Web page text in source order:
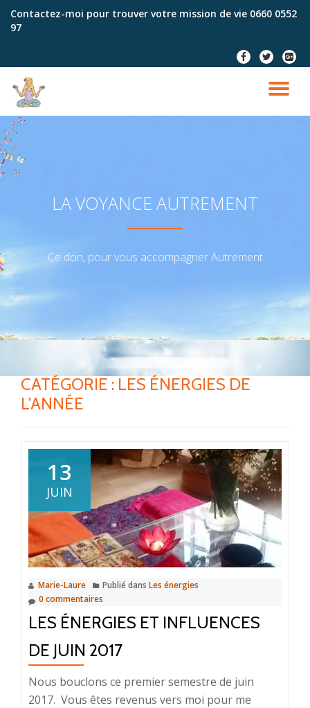
Aller
Contactez-moi pour trouver votre mission de vie 0660 0552
97
fa-
facebook
fa-
twitter
fa-
plus-
LA VOYANCE AUTREMENT
Ce don, pour vous accompagner Autrement
CATÉGORIE : LES ÉNERGIES DE
L’ANNÉE
13
JUIN
Marie-Laure Publié dans Les énergies
0 commentaires
LES ÉNERGIES ET INFLUENCES
DE JUIN 2017
Nous bouclons ce premier semestre de juin
2017. Vous êtes revenus vers moi pour me